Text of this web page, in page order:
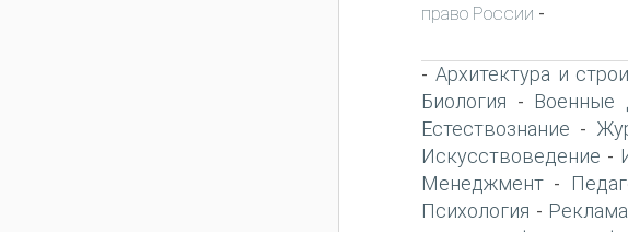
право России -
- Архитектура и
Биология - Военные
Естествознание -
Искусствоведение -
Менеджмент -
Психология - Реклама